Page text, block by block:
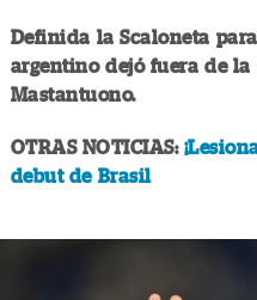
Definida la Scaloneta
argentino dejó fuera de
Mastantuono.
OTRAS NOTICIAS:
debut de Brasil